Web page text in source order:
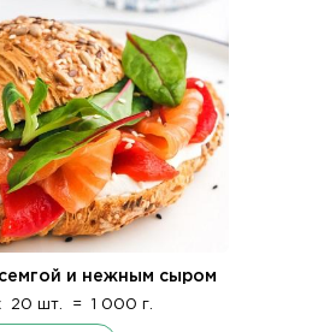
и нежным сыром
20 шт. = 1 000 г.